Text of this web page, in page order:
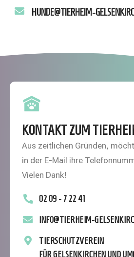
HUNDE@TIERHEIM-
KONTAKT ZUM
Aus zeitlichen Gründen,
in der E-Mail ihre
Vielen Dank!
02 09 - 7 22 41
INFO@TIERHEIM-
TIERSCHUTZVEREIN
FÜR GELSENKIRCHEN UND